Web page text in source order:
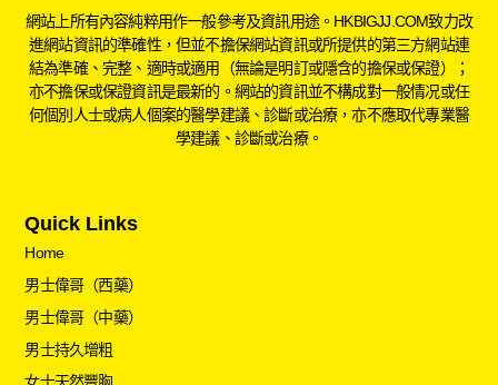
網站上所有內容純粹用作一般參考及資訊用途。HKBIGJJ.COM致力改
進網站資訊的準確性，但並不擔保網站資訊或所提供的第三方網站連
結為準確、完整、適時或適用（無論是明訂或隱含的擔保或保證）；
亦不擔保或保證資訊是最新的。網站的資訊並不構成對一般情况或任
何個別人士或病人個案的醫學建議、診斷或治療，亦不應取代專業醫
學建議、診斷或治療。
Quick Links
Home
男士偉哥（西藥）
男士偉哥（中藥）
男士持久增粗